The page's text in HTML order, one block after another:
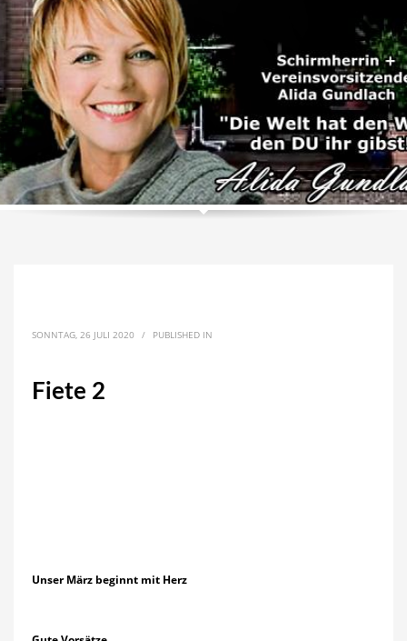
SONNTAG, 26 JULI 2020 / PUBLISHED IN
Fiete 2
Unser März beginnt mit Herz